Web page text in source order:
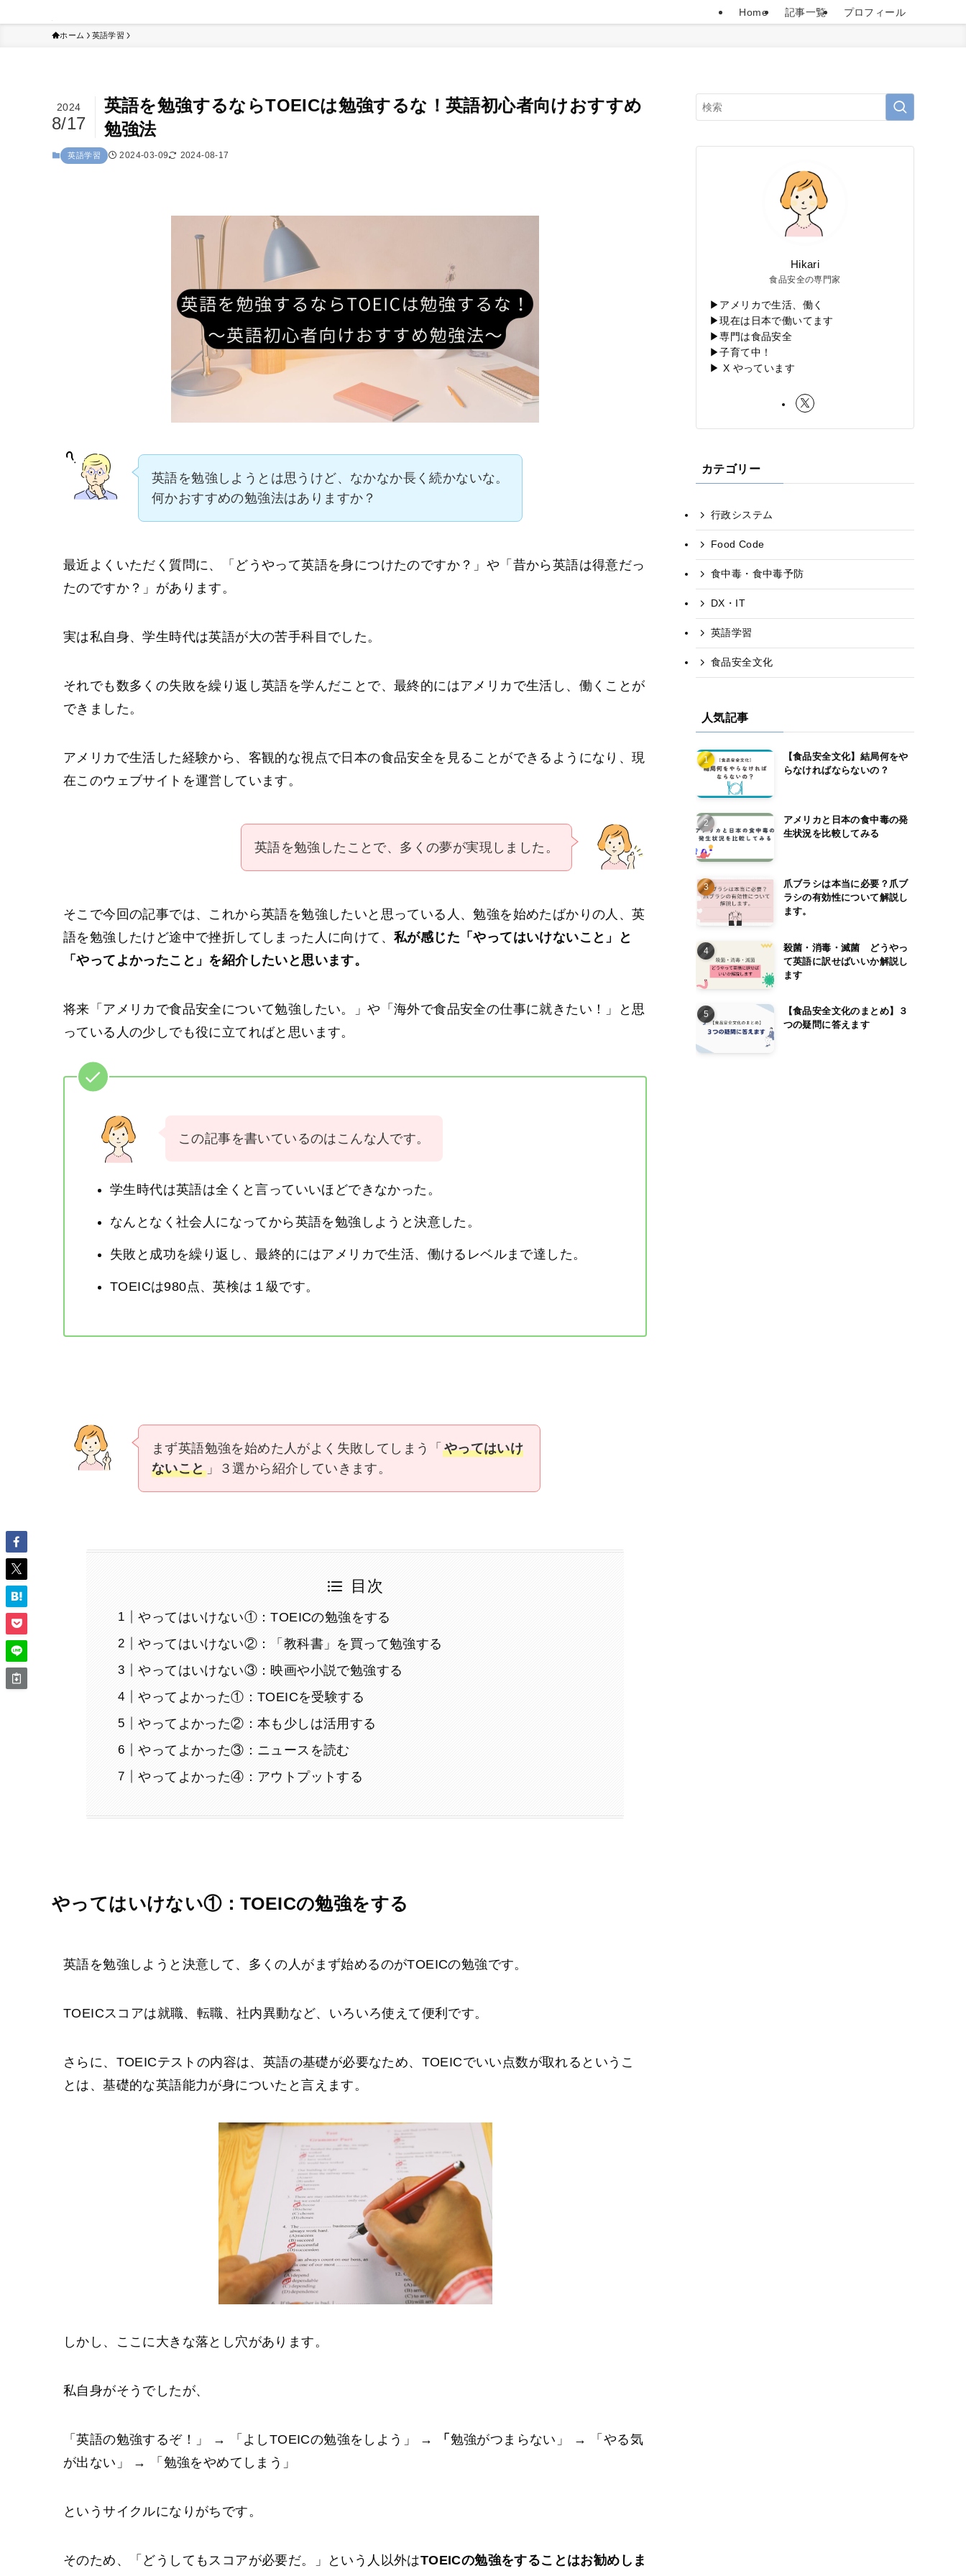
Home 記事一覧 プロフィール
ホーム 英語学習
英語を勉強するならTOEICは勉強するな！英語初心者向けおすすめ
勉強法
2024
8/17
英語学習 2024-03-09 2024-08-17
英語を勉強しようとは思うけど、なかなか長く続かないな。
何かおすすめの勉強法はありますか？
最近よくいただく質問に、「どうやって英語を身につけたのですか？」や「昔から英語は得意だっ
たのですか？」があります。
実は私自身、学生時代は英語が大の苦手科目でした。
それでも数多くの失敗を繰り返し英語を学んだことで、最終的にはアメリカで生活し、働くことが
できました。
アメリカで生活した経験から、客観的な視点で日本の食品安全を見ることができるようになり、現
在このウェブサイトを運営しています。
英語を勉強したことで、多くの夢が実現しました。
そこで今回の記事では、これから英語を勉強したいと思っている人、勉強を始めたばかりの人、英
語を勉強したけど途中で挫折してしまった人に向けて、 私が感じた「やってはいけないこと」と
「やってよかったこと」を紹介したいと思います。
将来「アメリカで食品安全について勉強したい。」や「海外で食品安全の仕事に就きたい！」と思
っている人の少しでも役に立てればと思います。
この記事を書いているのはこんな人です。
学生時代は英語は全くと言っていいほどできなかった。
なんとなく社会人になってから英語を勉強しようと決意した。
失敗と成功を繰り返し、最終的にはアメリカで生活、働けるレベルまで達した。
TOEICは980点、英検は１級です。
まず英語勉強を始めた人がよく失敗してしまう「 やってはいけ
ないこと」３選から紹介していきます。
目次
やってはいけない①：TOEICの勉強をする
やってはいけない②：「教科書」を買って勉強する
やってはいけない③：映画や小説で勉強する
やってよかった①：TOEICを受験する
やってよかった②：本も少しは活用する
やってよかった③：ニュースを読む
やってよかった④：アウトプットする
やってはいけない①：TOEICの勉強をする
英語を勉強しようと決意して、多くの人がまず始めるのがTOEICの勉強です。
TOEICスコアは就職、転職、社内異動など、いろいろ使えて便利です。
さらに、TOEICテストの内容は、英語の基礎が必要なため、TOEICでいい点数が取れるというこ
とは、基礎的な英語能力が身についたと言えます。
しかし、ここに大きな落とし穴があります。
私自身がそうでしたが、
「英語の勉強するぞ！」 → 「よしTOEICの勉強をしよう」 → 「 勉強がつまらない」 → 「やる気
が出ない」 → 「勉強をやめてしまう」
というサイクルになりがちです。
そのため、「どうしてもスコアが必要だ。」という人以外はTOEICの勉強をすることはお勧めしま
Hikari
食品安全の専門家
▶アメリカで生活、働く
▶現在は日本で働いてます
▶専門は食品安全
▶子育て中！
▶ X やっています
カテゴリー
行政システム
Food Code
食中毒・食中毒予防
DX・IT
英語学習
食品安全文化
人気記事
【食品安全文化】結局何をや
らなければならないの？
アメリカと日本の食中毒の発
生状況を比較してみる
爪ブラシは本当に必要？爪ブ
ラシの有効性について解説し
ます。
殺菌・消毒・滅菌 どうやっ
て英語に訳せばいいか解説し
ます
【食品安全文化のまとめ】３
つの疑問に答えます